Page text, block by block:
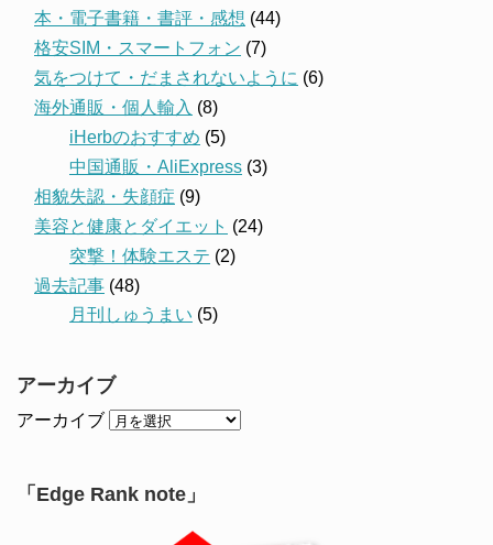
本・電子書籍・書評・感想 (44)
格安SIM・スマートフォン (7)
気をつけて・だまされないように (6)
海外通販・個人輸入 (8)
iHerbのおすすめ (5)
中国通販・AliExpress (3)
相貌失認・失顔症 (9)
美容と健康とダイエット (24)
突撃！体験エステ (2)
過去記事 (48)
月刊しゅうまい (5)
アーカイブ
アーカイブ
「Edge Rank note」